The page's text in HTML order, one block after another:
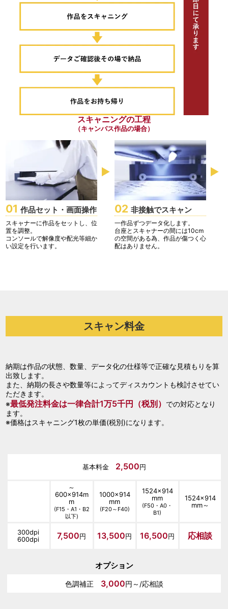
スキャニングの工程
（キャンバス作品の場合）
01作品セット・画面操作
スキャナーに作品をセットし、位
置を調整。
コンソールで解像度や配光等細か
い設定を行います。
02 非接触でスキャン
一作品ずつデータ化します。
台座とスキャナーの間には10cm
の空間がある為、作品が傷つく心
配はありません。
スキャン料金
納期は作品の状態、数量、データ化の仕様等で正確な見積もりを算
出致します。
また、納期の長さや数量等によってディスカウントも検討させてい
ただきます。
※最低発注料金は一律合計1万5千円（税別） での対応となり
ます。
※価格はスキャニング1枚の単価(税別)になります。
基本料金 2,500円
～
600×914m
m
(F15・A1・B2
以下)
1000×914
mm
(F20～F40)
1524×914
mm
(F50・A0・
B1)
1524×914
mm～
300dpi
600dpi
7,500円 13,500円 16,500円 応相談
オプション
色調補正 3,000円～/応相談